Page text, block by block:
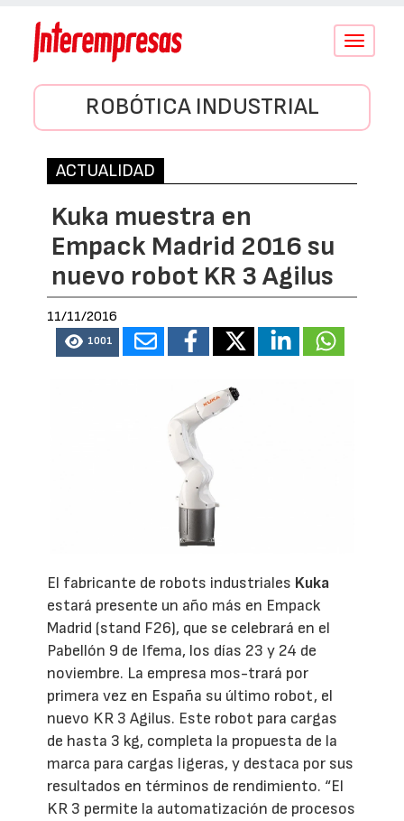
Conmutar
ROBÓTICA INDUSTRIAL
ACTUALIDAD
Kuka muestra en
Empack Madrid 2016 su
nuevo robot KR 3 Agilus
11/11/2016
1001
El fabricante de robots industriales Kuka
estará presente un año más en Empack
Madrid (stand F26), que se celebrará en el
Pabellón 9 de Ifema, los días 23 y 24 de
noviembre. La empresa mos-trará por
primera vez en España su último robot, el
nuevo KR 3 Agilus. Este robot para cargas
de hasta 3 kg, completa la propuesta de la
marca para cargas ligeras, y destaca por sus
resultados en términos de rendimiento. “El
KR 3 permite la automatización de procesos